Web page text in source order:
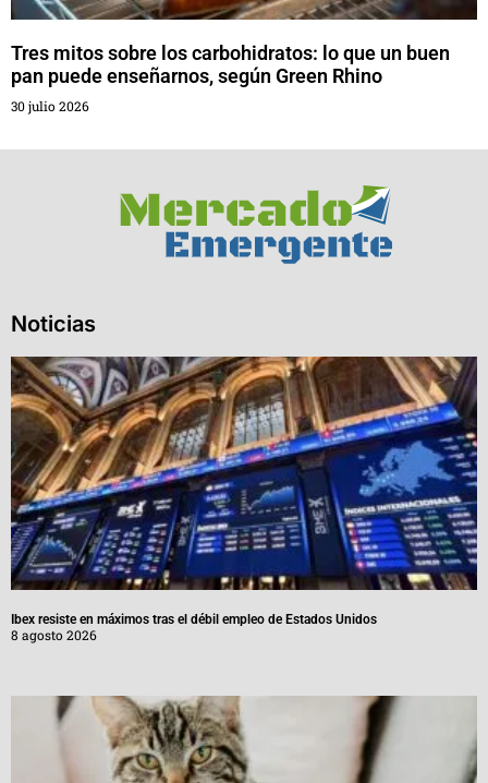
Tres mitos sobre los carbohidratos: lo que un buen
pan puede enseñarnos, según Green Rhino
30 julio 2026
Noticias
Ibex resiste en máximos tras el débil empleo de Estados Unidos
8 agosto 2026